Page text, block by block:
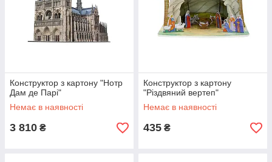
Конструктор з картону "Нотр
Дам де Парі"
Немає в наявності
3 810 ₴
Конструктор з картону
"Різдвяний вертеп"
Немає в наявності
435 ₴